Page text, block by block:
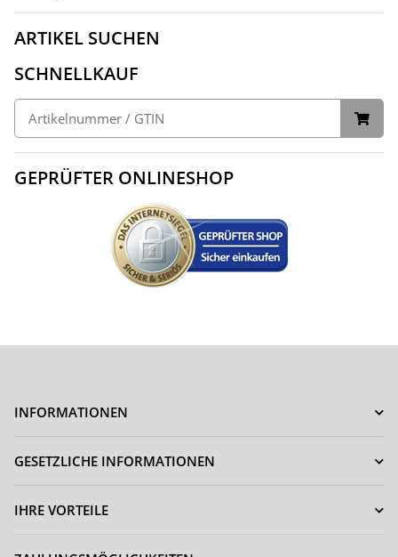
ARTIKEL SUCHEN
SCHNELLKAUF
GEPRÜFTER ONLINESHOP
INFORMATIONEN
GESETZLICHE INFORMATIONEN
IHRE VORTEILE